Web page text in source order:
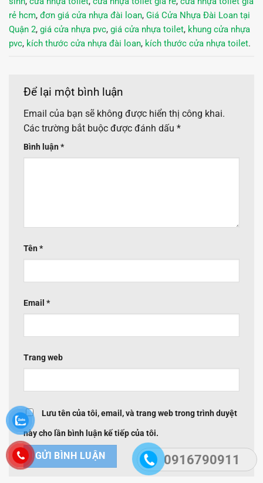
0916790911
rẻ hcm, đơn giá cửa nhựa đài loan, Giá Cửa Nhựa Đài Loan tại
Quận 2, giá cửa nhựa pvc, giá cửa nhựa toilet, khung cửa nhựa
pvc, kích thước cửa nhựa đài loan, kích thước cửa nhựa toilet.
Để lại một bình luận
Email của bạn sẽ không được hiển thị công khai.
Các trường bắt buộc được đánh dấu *
Bình luận *
Tên *
Email *
Trang web
Lưu tên của tôi, email, và trang web trong trình duyệt
này cho lần bình luận kế tiếp của tôi.